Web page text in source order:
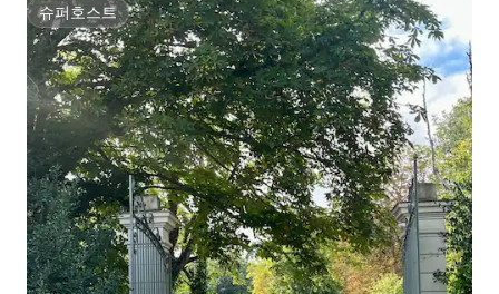
슈퍼호스트
슈퍼호스트